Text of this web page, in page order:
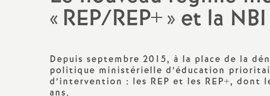
a
t
i
Actualités des départements
Section du Vaucluse (84)
Section des Alpes-de-Haute-
Salaire et indemnités
« REP/REP+» et la
Depuis septembre 2015, à la place de la
politique ministérielle d’éducation
d’intervention : les REP et les REP+, dont
ans.